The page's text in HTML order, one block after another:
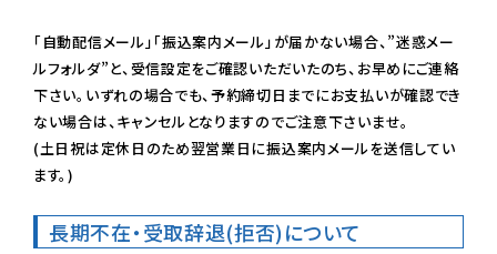
「自動配信メール」「振込案内メール」が届かない場合、”迷惑メー
ルフォルダ”と、受信設定をご確認いただいたのち、お早めにご連絡
下さい。いずれの場合でも、予約締切日までにお支払いが確認でき
ない場合は、キャンセルとなりますのでご注意下さいませ。
(土日祝は定休日のため翌営業日に振込案内メールを送信してい
ます。)
長期不在・受取辞退(拒否)について